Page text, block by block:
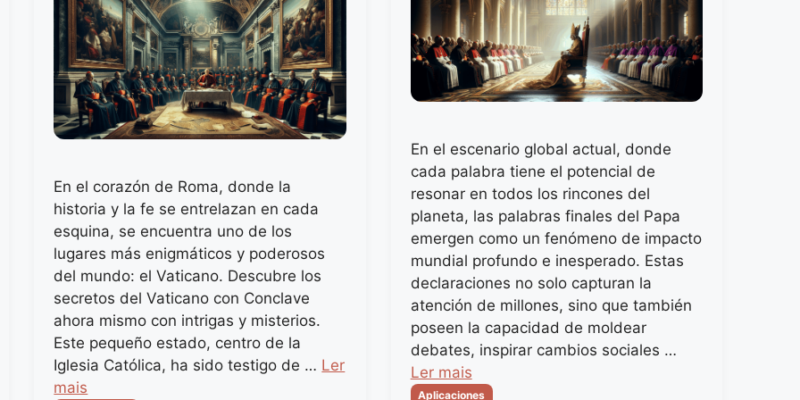
En el corazón de Roma, donde la
historia y la fe se entrelazan en cada
esquina, se encuentra uno de los
lugares más enigmáticos y poderosos
del mundo: el Vaticano. Descubre los
secretos del Vaticano con Conclave
ahora mismo con intrigas y misterios.
Este pequeño estado, centro de la
Iglesia Católica, ha sido testigo de … Ler
mais
En el escenario global actual, donde
cada palabra tiene el potencial de
resonar en todos los rincones del
planeta, las palabras finales del Papa
emergen como un fenómeno de impacto
mundial profundo e inesperado. Estas
declaraciones no solo capturan la
atención de millones, sino que también
poseen la capacidad de moldear
debates, inspirar cambios sociales …
Ler mais
Categorias
Aplicaciones